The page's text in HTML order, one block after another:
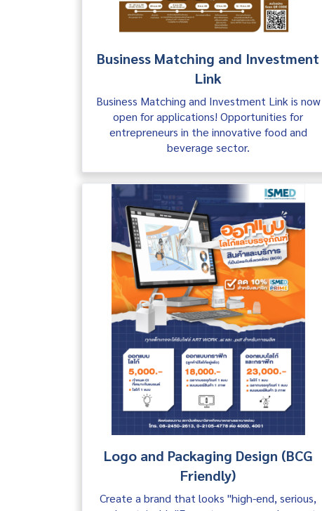
Business Matching and Investment
Link
Business Matching and Investment Link is now
open for applications! Opportunities for
entrepreneurs in the innovative food and
beverage sector.
Logo and Packaging Design (BCG
Friendly)
Create a brand that looks "high-end, serious,